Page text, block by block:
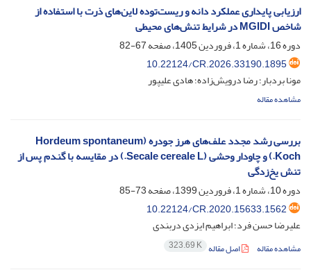
ارزیابی پایداری عملکرد دانه و ریست‌توده لاین‌های ذرت با استفاده از
شاخص MGIDI در شرایط تنش‌های محیطی
دوره 16، شماره 1، فروردین 1405، صفحه
67-82
10.22124/CR.2026.33190.1895
مونا بردبار؛ رضا درویش‌زاده؛ هادی علیپور
مشاهده مقاله
بررسی رشد مجدد علف‌های هرز جودره (Hordeum spontaneum
Koch.) و چاودار وحشی (Secale cereale L.) در مقایسه با گندم پس از
تنش یخ‌زدگی
دوره 10، شماره 1، فروردین 1399، صفحه
73-85
10.22124/CR.2020.15633.1562
علیرضا حسن فرد؛ ابراهیم ایزدی دربندی
مشاهده مقاله اصل مقاله 323.69 K